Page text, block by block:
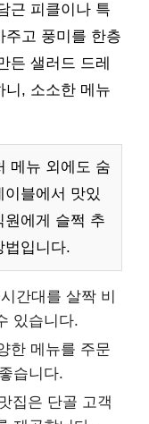
근 피클이나 특
주고 풍미를 한층
든 샐러드 드레
니, 소소한 메뉴
메뉴 외에도 숨
블에서 맛있
에게 슬쩍 추
법입니다.
간대를 살짝 비
있습니다.
한 메뉴를 주문
습니다.
집은 단골 고객